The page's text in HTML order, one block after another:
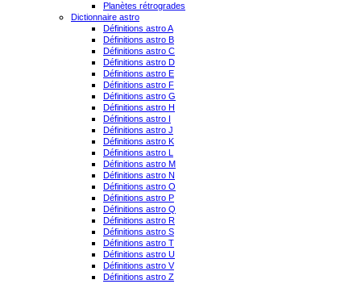
Planètes rétrogrades
Dictionnaire astro
Définitions astro A
Définitions astro B
Définitions astro C
Définitions astro D
Définitions astro E
Définitions astro F
Définitions astro G
Définitions astro H
Définitions astro I
Définitions astro J
Définitions astro K
Définitions astro L
Définitions astro M
Définitions astro N
Définitions astro O
Définitions astro P
Définitions astro Q
Définitions astro R
Définitions astro S
Définitions astro T
Définitions astro U
Définitions astro V
Définitions astro Z